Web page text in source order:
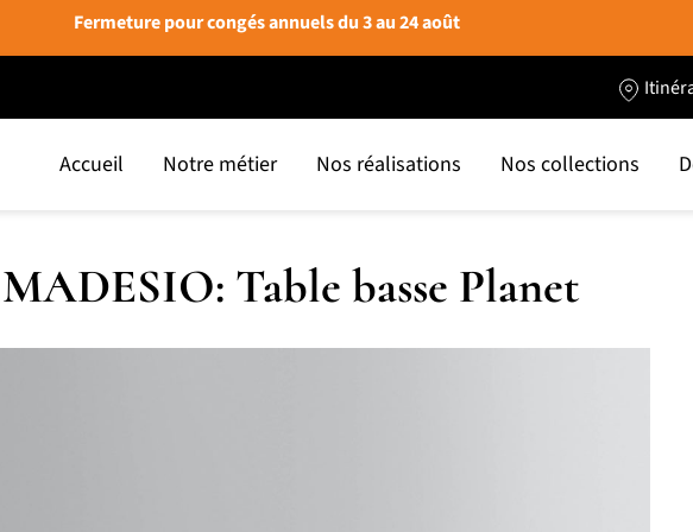
Fermeture pour congés annuels du 3 au 24 août
Accueil Notre métier Nos réalisations Nos collections
Table basse Planet